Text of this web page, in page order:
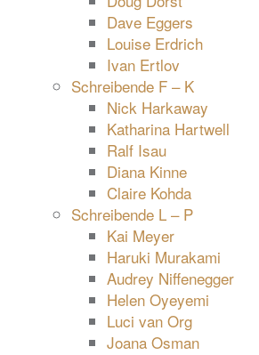
Dave Eggers
Louise Erdrich
Ivan Ertlov
Schreibende F – K
Nick Harkaway
Katharina Hartwell
Ralf Isau
Diana Kinne
Claire Kohda
Schreibende L – P
Kai Meyer
Haruki Murakami
Audrey Niffenegger
Helen Oyeyemi
Luci van Org
Joana Osman